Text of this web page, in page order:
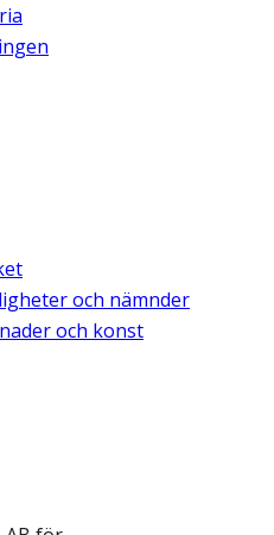
och nämnder
och konst